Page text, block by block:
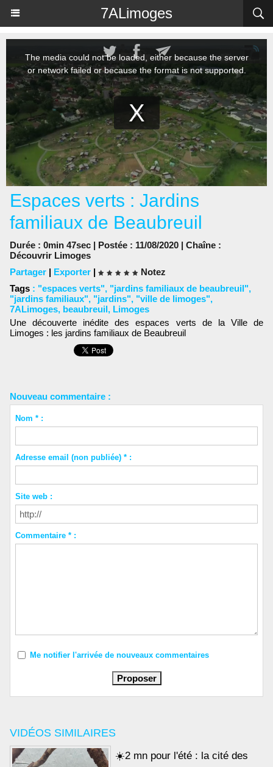
7ALimoges
VIDÉOS SIMILAIRES
☀️2 mn pour l'été : la cité des
Espaces verts : Jardins
familiaux de Beaubreuil
Durée : 0min 47sec | Postée : 11/08/2020 | Chaîne :
Découvrir Limoges
Partager | Exporter |
Notez
Tags : "espaces verts", "jardins familiaux de beaubreuil",
"jardins familiaux", "jardins", "ville de limoges",
7ALimoges, beaubreuil, Limoges
Une découverte inédite des espaces verts de la Ville de
Limoges : les jardins familiaux de Beaubreuil
Nouveau commentaire :
Nom * :
Adresse email (non publiée) * :
Site web :
Commentaire * :
Me notifier l'arrivée de nouveaux commentaires